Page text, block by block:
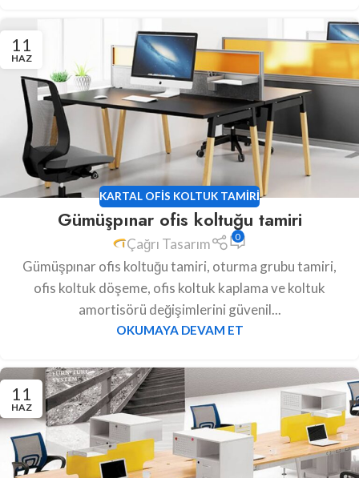
11
HAZ
KARTAL OFIS KOLTUK TAMIRI
Gümüşpınar ofis koltuğu tamiri
Çağrı Tasarım 0
Gümüşpınar ofis koltuğu tamiri, oturma grubu tamiri,
ofis koltuk döşeme, ofis koltuk kaplama ve koltuk
amortisörü değişimlerini güvenil...
OKUMAYA DEVAM ET
11
HAZ